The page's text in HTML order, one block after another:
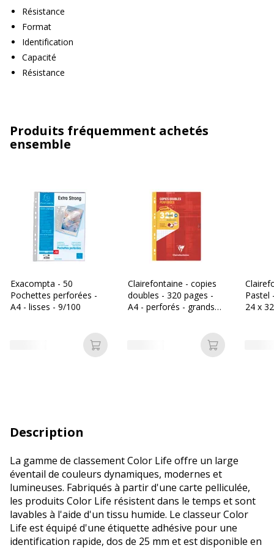
Résistance
Format
Identification
Capacité
Résistance
Produits fréquemment achetés
ensemble
Exacompta - 50
Pochettes perforées -
A4 - lisses - 9/100
Ajouter au panier
Clairefontaine - copies
doubles - 320 pages -
A4 - perforés - grands
Ajouter au
Pastel
24 x
Description
La gamme de classement Color Life offre un large
éventail de couleurs dynamiques, modernes et
lumineuses. Fabriqués à partir d'une carte pelliculée,
les produits Color Life résistent dans le temps et sont
lavables à l'aide d'un tissu humide. Le classeur Color
Life est équipé d'une étiquette adhésive pour une
identification rapide, dos de 25 mm et est disponible en